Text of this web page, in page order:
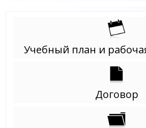
Учебный план и
Договор